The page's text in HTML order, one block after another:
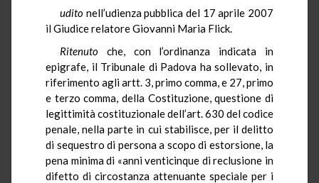
udito nell’udienza pubblica del 17 aprile 2007
il Giudice relatore Giovanni Maria Flick.
Ritenuto che, con l’ordinanza indicata in
epigrafe, il Tribunale di Padova ha sollevato, in
riferimento agli artt. 3, primo comma, e 27, primo
e terzo comma, della Costituzione, questione di
legittimità costituzionale dell’art. 630 del codice
penale, nella parte in cui stabilisce, per il delitto
di sequestro di persona a scopo di estorsione, la
pena minima di «anni venticinque di reclusione in
difetto di circostanza attenuante speciale per i